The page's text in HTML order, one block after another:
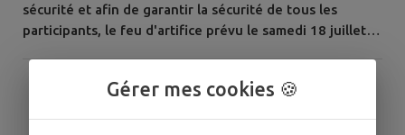
sécurité et afin de garantir la sécurité de tous les
participants, le feu d'artifice prévu le samedi 18 juillet
l'intérêt de chacun. Nous vous remercions de votre
Gérer mes cookies 🍪